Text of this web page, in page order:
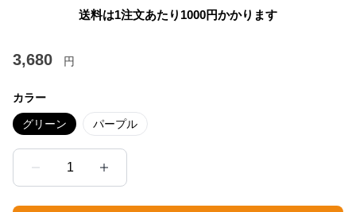
送料は1注文あたり 1000円かかります
3,680 円
カラー
グリーン パープル
1